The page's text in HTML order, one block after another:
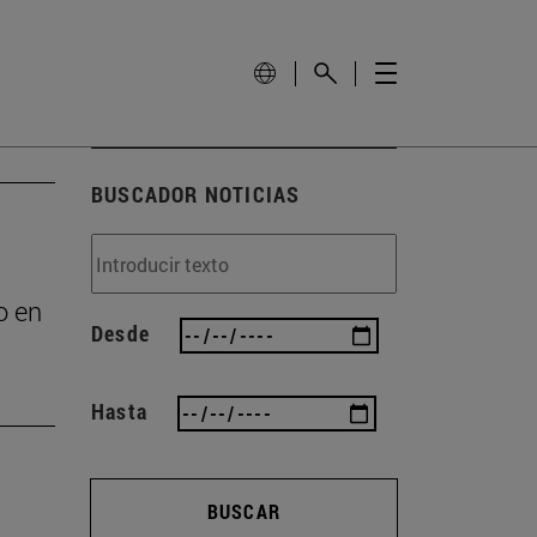
en
BUSCADOR NOTICIAS
Desde
Hasta
BUSCAR